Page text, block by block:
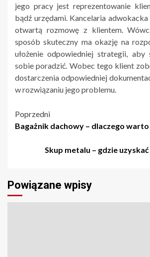
jego pracy jest reprezentowanie
bądź urzędami. Kancelaria
otwartą rozmowę z klientem.
sposób skuteczny ma okazję na
ułożenie odpowiedniej strategii, aby
sobie poradzić. Wobec tego klient
dostarczenia odpowiedniej
w rozwiązaniu jego problemu.
Nawigacja
wpisu
Poprzedni
Bagażnik dachowy – dlaczego warto
Skup metalu – gdzie
Powiązane wpisy